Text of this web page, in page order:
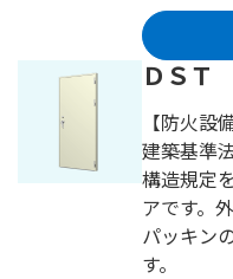
ＤＳＴ
【防火設
建築基準
構造規定
アです。
パッキン
す。